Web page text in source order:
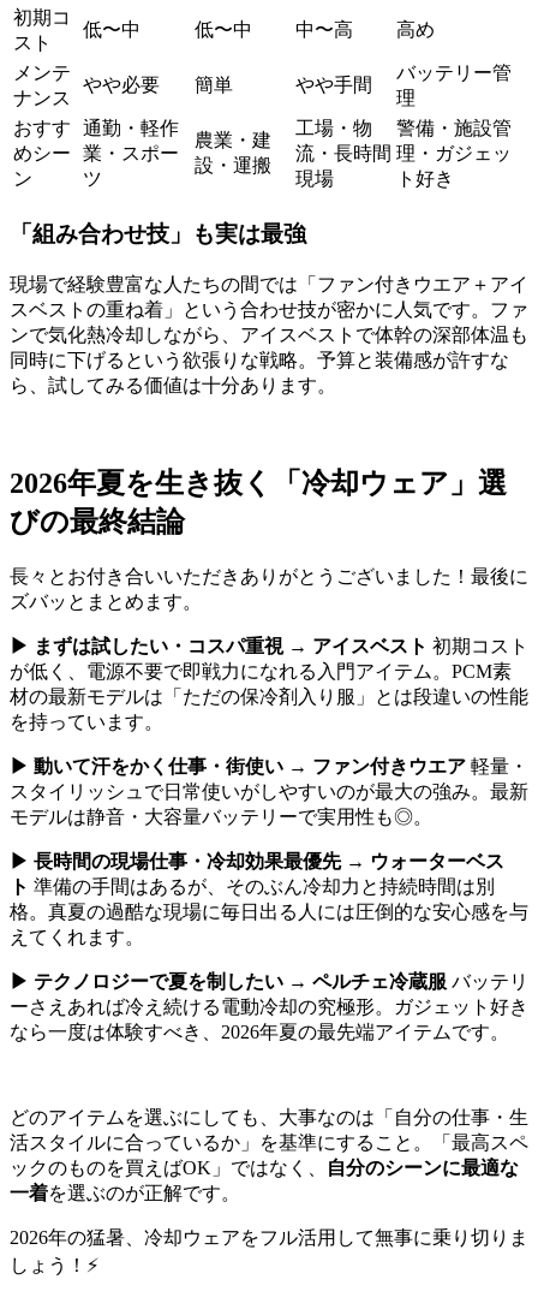
初期コ
スト
低〜中 低〜中 中〜高 高め
メンテ
ナンス
やや必要 簡単 やや手間
バッテリー管
理
おすす
めシー
ン
通勤・軽作
業・スポー
ツ
農業・建
設・運搬
工場・物
流・長時間
現場
警備・施設管
理・ガジェッ
ト好き
「組み合わせ技」も実は最強
現場で経験豊富な人たちの間では「ファン付きウエア＋アイ
スベストの重ね着」という合わせ技が密かに人気です。ファ
ンで気化熱冷却しながら、アイスベストで体幹の深部体温も
同時に下げるという欲張りな戦略。予算と装備感が許すな
ら、試してみる価値は十分あります。
2026年夏を生き抜く「冷却ウェア」選
びの最終結論
長々とお付き合いいただきありがとうございました！最後に
ズバッとまとめます。
▶ まずは試したい・コスパ重視 → アイスベスト 初期コスト
が低く、電源不要で即戦力になれる入門アイテム。PCM素
材の最新モデルは「ただの保冷剤入り服」とは段違いの性能
を持っています。
▶ 動いて汗をかく仕事・街使い → ファン付きウエア 軽量・
スタイリッシュで日常使いがしやすいのが最大の強み。最新
モデルは静音・大容量バッテリーで実用性も◎。
▶ 長時間の現場仕事・冷却効果最優先 → ウォーターベス
ト 準備の手間はあるが、そのぶん冷却力と持続時間は別
格。真夏の過酷な現場に毎日出る人には圧倒的な安心感を与
えてくれます。
▶ テクノロジーで夏を制したい → ペルチェ冷蔵服 バッテリ
ーさえあれば冷え続ける電動冷却の究極形。ガジェット好き
なら一度は体験すべき、2026年夏の最先端アイテムです。
どのアイテムを選ぶにしても、大事なのは「自分の仕事・生
活スタイルに合っているか」を基準にすること。「最高スペ
ックのものを買えばOK」ではなく、
自分のシーンに最適な
一着を選ぶのが正解です。
2026年の猛暑、冷却ウェアをフル活用して無事に乗り切りま
しょう！⚡